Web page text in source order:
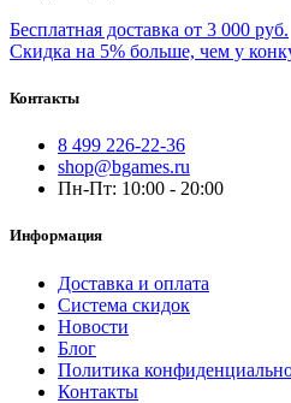
Бесплатная доставка от 3 000 руб.
Скидка на 5% больше, чем у
Контакты
8 499 226-22-36
shop@bgames.ru
Пн-Пт: 10:00 - 20:00
Информация
Доставка и оплата
Система скидок
Новости
Блог
Политика
Контакты